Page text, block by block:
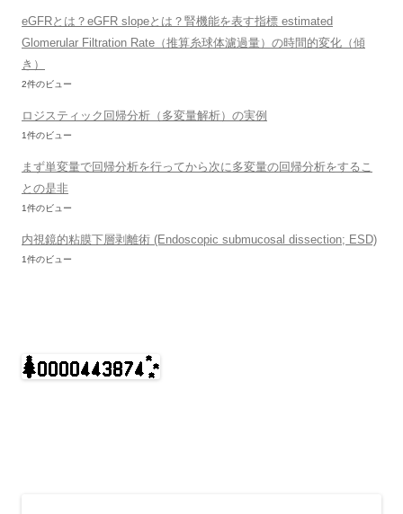
eGFRとは？eGFR slopeとは？腎機能を表す指標 estimated
Glomerular Filtration Rate（推算糸球体濾過量）の時間的変化（傾
き）
2件のビュー
ロジスティック回帰分析（多変量解析）の実例
1件のビュー
まず単変量で回帰分析を行ってから次に多変量の回帰分析をするこ
との是非
1件のビュー
内視鏡的粘膜下層剥離術 (Endoscopic submucosal dissection; ESD)
1件のビュー